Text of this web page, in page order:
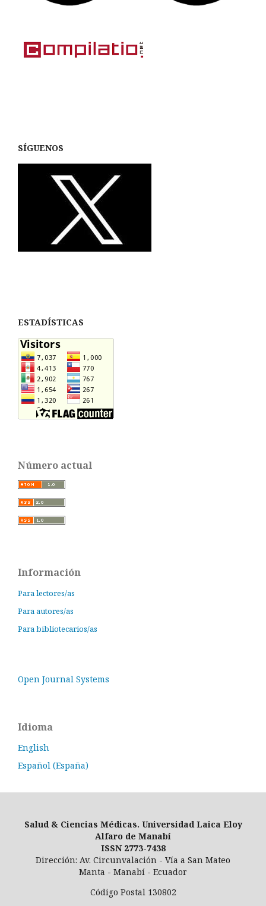
SÍGUENOS
ESTADÍSTICAS
Número actual
Información
Para lectores/as
Para autores/as
Para bibliotecarios/as
Open Journal Systems
Idioma
English
Español (España)
Salud & Ciencias Médicas. Universidad Laica Eloy
Alfaro de Manabí
ISSN 2773-7438
Dirección: Av. Circunvalación - Vía a San Mateo
Manta - Manabí - Ecuador
Código Postal 130802